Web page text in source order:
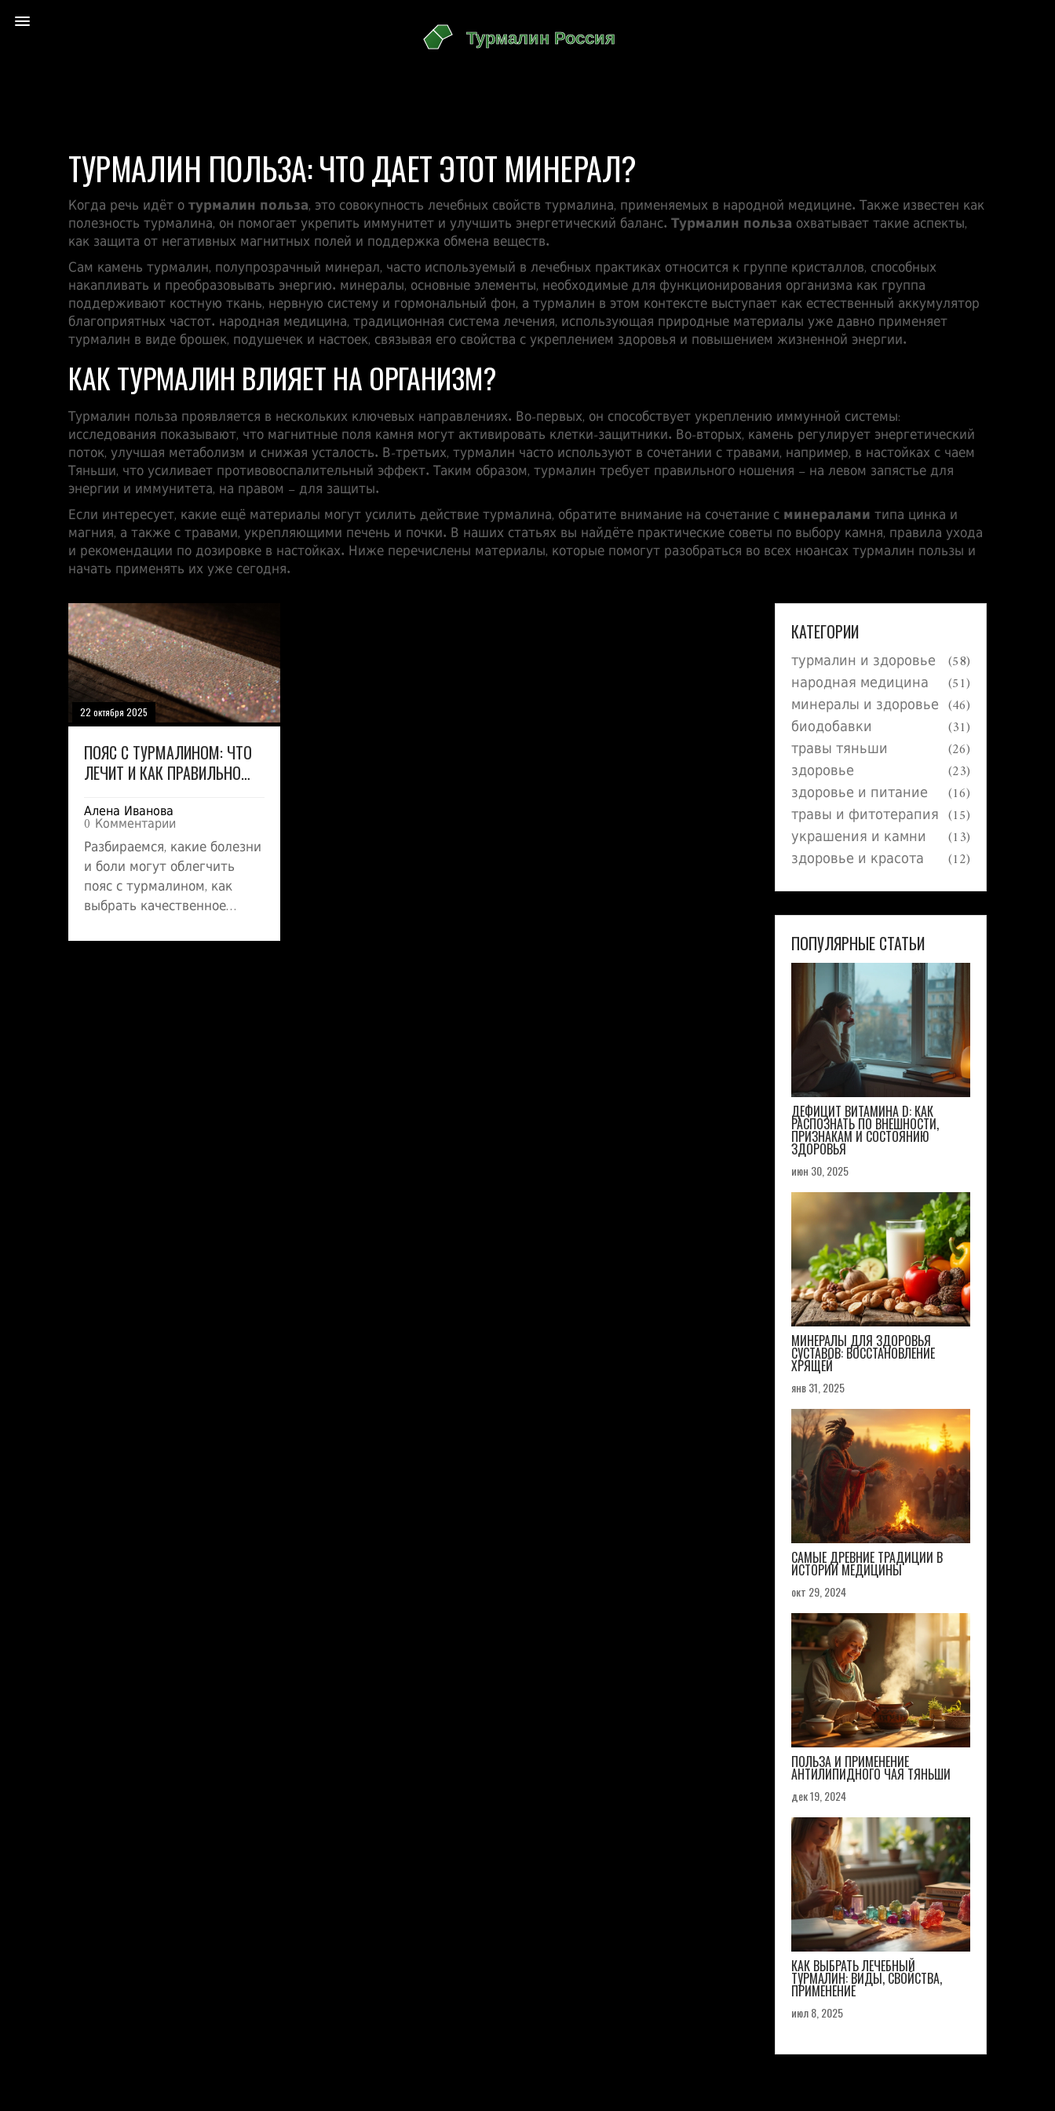
ТУРМАЛИН ПОЛЬЗА: ЧТО ДАЕТ ЭТОТ МИНЕРАЛ?
Когда речь идёт отурмалин польза, это совокупность лечебных свойств турмалина, применяемых в народной медицине. Также известен как
полезность турмалина, он помогает укрепить иммунитет и улучшить энергетический баланс. Турмалин польза охватывает такие аспекты,
как защита от негативных магнитных полей и поддержка обмена веществ.
Сам камень турмалин, полупрозрачный минерал, часто используемый в лечебных практиках относится к группе кристаллов, способных
накапливать и преобразовывать энергию. минералы, основные элементы, необходимые для функционирования организма как группа
поддерживают костную ткань, нервную систему и гормональный фон, а турмалин в этом контексте выступает как естественный аккумулятор
благоприятных частот. народная медицина, традиционная система лечения, использующая природные материалы уже давно применяет
турмалин в виде брошек, подушечек и настоек, связывая его свойства с укреплением здоровья и повышением жизненной энергии.
КАК ТУРМАЛИН ВЛИЯЕТ НА ОРГАНИЗМ?
Турмалин польза проявляется в нескольких ключевых направлениях. Во‑первых, он способствует укреплению иммунной системы:
исследования показывают, что магнитные поля камня могут активировать клетки‑защитники. Во‑вторых, камень регулирует энергетический
поток, улучшая метаболизм и снижая усталость. В‑третьих, турмалин часто используют в сочетании с травами, например, в настойках с чаем
Тяньши, что усиливает противовоспалительный эффект. Таким образом, турмалин требует правильного ношения – на левом запястье для
энергии и иммунитета, на правом – для защиты.
Если интересует, какие ещё материалы могут усилить действие турмалина, обратите внимание на сочетание с минералами типа цинка и
магния, а также с травами, укрепляющими печень и почки. В наших статьях вы найдёте практические советы по выбору камня, правила ухода
и рекомендации по дозировке в настойках. Ниже перечислены материалы, которые помогут разобраться во всех нюансах турмалин пользы и
начать применять их уже сегодня.
22 октября 2025
ПОЯС С ТУРМАЛИНОМ: ЧТО
ЛЕЧИТ И КАК ПРАВИЛЬНО
Алена Иванова
0 Комментарии
Разбираемся, какие болезни
и боли могут облегчить
пояс с турмалином, как
выбрать качественное
пользоваться.
КАТЕГОРИИ
турмалин и здоровье (58)
народная медицина (51)
минералы и здоровье (46)
биодобавки (31)
травы тяньши (26)
здоровье (23)
здоровье и питание (16)
травы и фитотерапия (15)
украшения и камни (13)
здоровье и красота (12)
ПОПУЛЯРНЫЕ СТАТЬИ
ДЕФИЦИТ ВИТАМИНА D: КАК
РАСПОЗНАТЬ ПО ВНЕШНОСТИ,
ПРИЗНАКАМ И СОСТОЯНИЮ
ЗДОРОВЬЯ
июн 30, 2025
МИНЕРАЛЫ ДЛЯ ЗДОРОВЬЯ
СУСТАВОВ: ВОССТАНОВЛЕНИЕ
ХРЯЩЕЙ
янв 31, 2025
САМЫЕ ДРЕВНИЕ ТРАДИЦИИ В
ИСТОРИИ МЕДИЦИНЫ
окт 29, 2024
ПОЛЬЗА И ПРИМЕНЕНИЕ
АНТИЛИПИДНОГО ЧАЯ ТЯНЬШИ
дек 19, 2024
КАК ВЫБРАТЬ ЛЕЧЕБНЫЙ
ТУРМАЛИН: ВИДЫ, СВОЙСТВА,
ПРИМЕНЕНИЕ
июл 8, 2025